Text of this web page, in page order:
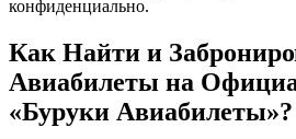
конфиденциально.
Как Найти и
Авиабилеты на
«Буруки Авиабилеты»?